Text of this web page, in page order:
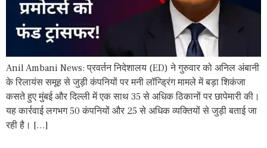
Anil Ambani News: प्रवर्तन निदेशालय (ED) ने गुरुवार को अनिल अंबानी
के रिलायंस समूह से जुड़ी कंपनियों पर मनी लॉन्ड्रिंग मामले में बड़ा शिकंजा
कसते हुए मुंबई और दिल्ली में एक साथ 35 से अधिक ठिकानों पर छापेमारी की।
यह कार्रवाई लगभग 50 कंपनियों और 25 से अधिक व्यक्तियों से जुड़ी बताई जा
रही है। […]